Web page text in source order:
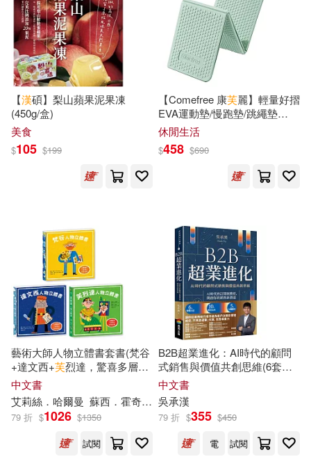
玲廊滿藝(148) 故宮精品(30)
電子書(5657) 有聲書(330)
羅冠顯(103) 林漢忠(102)
林受勳(100) 廖慶堂(96)
衛紀淮(94) 陳鈞彥(91)
（漢）司馬遷(91) 傅怡釧(90)
武鵬程(86) TMA(80)
蔣敏玲(76) 徐俊西(75)
海明威(71) （法）凡爾納(70)
蔡立宏(67) ころすけ(64)
劉珣(59)
說詞解字辭書研究中心(59)
（日）尾田榮一郎(58)
北京大學出版社(1027)
上海人民出版社(979)
社會科學文獻出版社(887)
中華書局(770)
上海交通大學出版社(530)
華語教學出版社(520)
中國社會科學出版社(515)
上海古籍出版社(512)
大連海事大學出版社(468)
世界圖書出版公司北京公司(464)
可海外宅配(82107)
可港澳店取(79260)
可新加坡店取(78603)
一個月內上市新品(557)
本週上市新品(87)
電子書 (可複選)
適合手機平板閱讀(2748)
適合平板閱讀(2908)
【漢碩】梨山蘋果泥果凍
(450g/盒)
美食
$105 $199
【Comefree 康芙麗】輕量好摺
EVA運動墊/慢跑墊/跳繩墊
8mm (山綠色)
休閒生活
$458 $690
藝術大師人物立體書套書(梵谷
+達文西+芙烈達，驚喜多層次
翻頁，藝術家生平+經典名畫，
美學素養從小養成)
中文書
艾莉絲．哈爾曼 蘇西．霍奇 王晶盈 特蕾莎．貝隆
79 折 $1026 $1350
試閱
B2B超業進化：AI時代的顧問
式銷售與價值共創思維(6套實
戰方法 × 10大成交心法 × 5項
行動指引)
中文書
吳承漢
79 折 $355 $450
電
試閱